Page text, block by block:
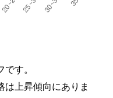
す。
上昇傾向にありま